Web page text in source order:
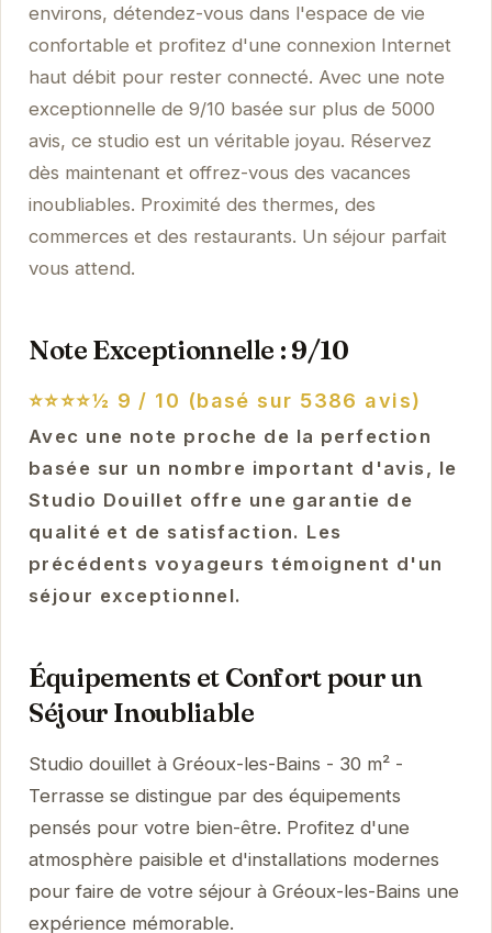
environs, détendez-vous dans l'espace de vie
confortable et profitez d'une connexion Internet
haut débit pour rester connecté. Avec une note
exceptionnelle de 9/10 basée sur plus de 5000
avis, ce studio est un véritable joyau. Réservez
dès maintenant et offrez-vous des vacances
inoubliables. Proximité des thermes, des
commerces et des restaurants. Un séjour parfait
vous attend.
Note Exceptionnelle : 9/10
⭐⭐⭐⭐½ 9 / 10 (basé sur 5386 avis)
Avec une note proche de la perfection
basée sur un nombre important d'avis, le
Studio Douillet offre une garantie de
qualité et de satisfaction. Les
précédents voyageurs témoignent d'un
séjour exceptionnel.
Équipements et Confort pour un
Séjour Inoubliable
Studio douillet à Gréoux-les-Bains - 30 m² -
Terrasse se distingue par des équipements
pensés pour votre bien-être. Profitez d'une
atmosphère paisible et d'installations modernes
pour faire de votre séjour à Gréoux-les-Bains une
expérience mémorable.